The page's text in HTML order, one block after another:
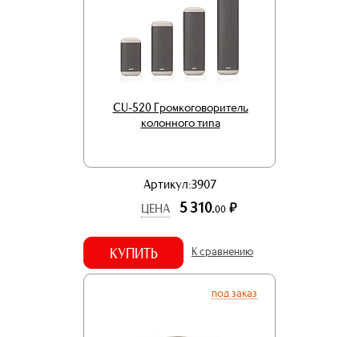
CU-520 Громкоговоритель
колонного типа
Артикул:3907
ЦЕНА
5 310.00 р.
КУПИТЬ К сравнению
под заказ